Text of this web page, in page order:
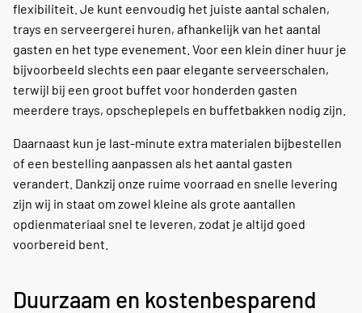
flexibiliteit. Je kunt eenvoudig het juiste aantal schalen,
trays en serveergerei huren, afhankelijk van het aantal
gasten en het type evenement. Voor een klein diner huur je
bijvoorbeeld slechts een paar elegante serveerschalen,
terwijl bij een groot buffet voor honderden gasten
meerdere trays, opscheplepels en buffetbakken nodig zijn.
Daarnaast kun je last-minute extra materialen bijbestellen
of een bestelling aanpassen als het aantal gasten
verandert. Dankzij onze ruime voorraad en snelle levering
zijn wij in staat om zowel kleine als grote aantallen
opdienmateriaal snel te leveren, zodat je altijd goed
voorbereid bent.
Duurzaam en kostenbesparend